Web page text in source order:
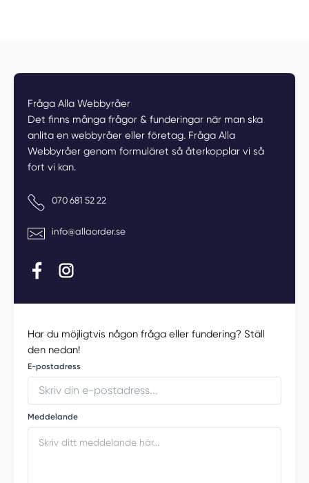
Fråga Alla Webbyråer
Fråga Alla Webbyråer
Det finns många frågor & funderingar när man ska
anlita en webbyråer eller företag. Fråga Alla
Webbyråer genom formuläret så återkopplar vi så
fort vi kan.
Telefonnummer
070 681 52 22
E-postadress
info@allaorder.se
Har du möjligtvis någon fråga eller fundering? Ställ
den nedan!
E-postadress
Meddelande